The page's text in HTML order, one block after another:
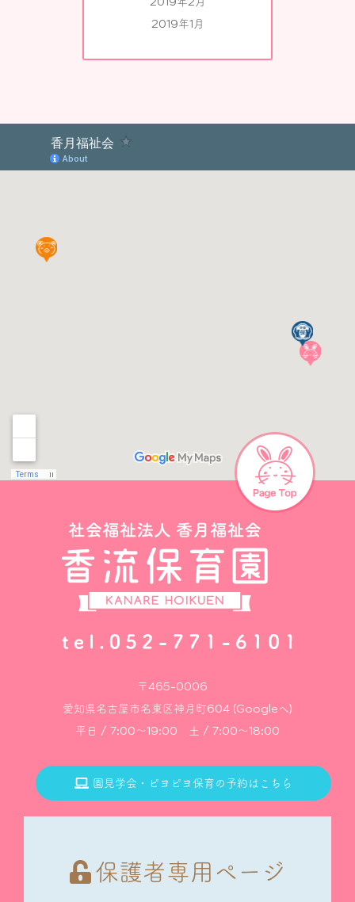
2019年1月
〒465-0006
愛知県名古屋市名東区神月町604 (Googleへ)
平日 / 7:00～19:00 土 / 7:00～18:00
園見学会・ピヨピヨ保育の予約はこちら
保護者専用ページ